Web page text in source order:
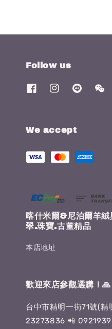
Follow us
We accept
喀什米爾&尼泊爾羊
翠.珠寶.古董精品
本店地址
歡迎來店參觀選購！🙏
台中市精明一街71號(
23273836 📲